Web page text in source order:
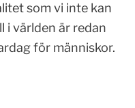
som vi inte kan
i världen är redan
för människor.